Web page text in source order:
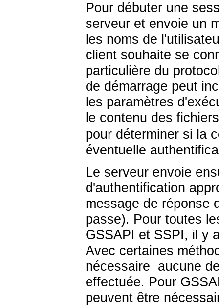
Pour débuter une
serveur et envoie un
les noms de
client souhaite se
particulière du
de démarrage peut
les paramètres
le contenu des
pour déterminer si la
éventuelle
Le serveur envoie
d'authentification
message de réponse
passe). Pour toutes
GSSAPI et SSPI, il y
Avec certaines
nécessaire aucune
effectuée. Pour
peuvent être